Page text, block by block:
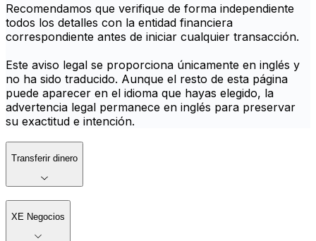
Recomendamos que verifique de forma independiente
todos los detalles con la entidad financiera
correspondiente antes de iniciar cualquier transacción.
Este aviso legal se proporciona únicamente en inglés y
no ha sido traducido. Aunque el resto de esta página
puede aparecer en el idioma que hayas elegido, la
advertencia legal permanece en inglés para preservar
su exactitud e intención.
Transferir dinero
XE Negocios